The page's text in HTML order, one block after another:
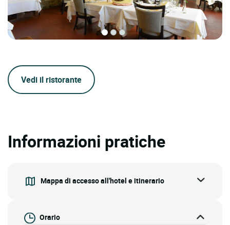
Vedi il ristorante
Informazioni pratiche
Mappa di accesso all'hotel e itinerario
Orario